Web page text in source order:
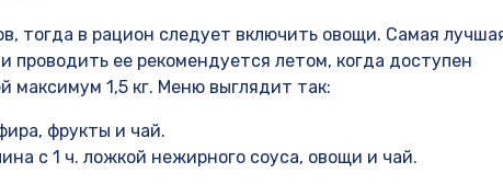
тогда в рацион следует включить овощи. Самая
ее рекомендуется летом, когда доступен
1,5 кг. Меню выглядит так:
фрукты и чай.
с 1 ч. ложкой нежирного соуса, овощи и чай.